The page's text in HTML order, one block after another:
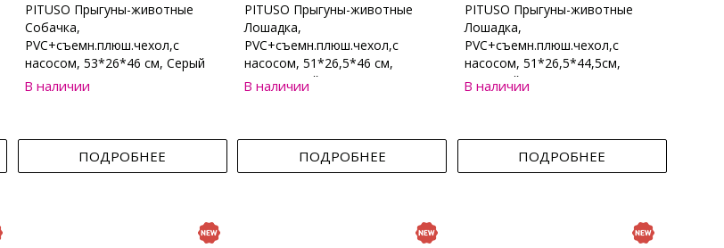
PITUSO Прыгуны-животные
Собачка,
PVC+съемн.плюш.чехол,с
насосом, 53*26*46 см, Серый
В наличии
ПОДРОБНЕЕ
PITUSO Прыгуны-животные
Лошадка,
PVC+съемн.плюш.чехол,с
насосом, 51*26,5*46 см,
Коричневый
В наличии
ПОДРОБНЕЕ
PITUSO Прыгуны-животные
Лошадка,
PVC+съемн.плюш.чехол,с
насосом, 51*26,5*44,5см,
Бежевый
В наличии
ПОДРОБНЕЕ